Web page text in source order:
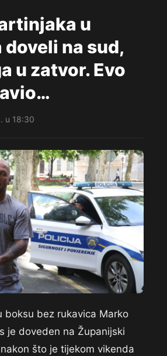
u
na sud,
u zatvor. Evo
u 18:30
boksu bez rukavica Marko
je doveden na Županijski
što je tijekom vikenda